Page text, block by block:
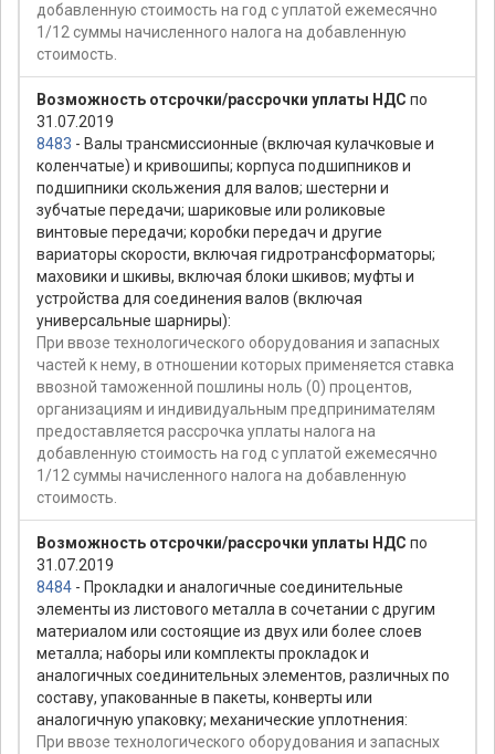
добавленную стоимость на год с уплатой ежемесячно
1/12 суммы начисленного налога на добавленную
стоимость.
Возможность отсрочки/рассрочки уплаты НДС по
31.07.2019
8483 - Валы трансмиссионные (включая кулачковые и
коленчатые) и кривошипы; корпуса подшипников и
подшипники скольжения для валов; шестерни и
зубчатые передачи; шариковые или роликовые
винтовые передачи; коробки передач и другие
вариаторы скорости, включая гидротрансформаторы;
маховики и шкивы, включая блоки шкивов; муфты и
устройства для соединения валов (включая
универсальные шарниры):
При ввозе технологического оборудования и запасных
частей к нему, в отношении которых применяется ставка
ввозной таможенной пошлины ноль (0) процентов,
организациям и индивидуальным предпринимателям
предоставляется рассрочка уплаты налога на
добавленную стоимость на год с уплатой ежемесячно
1/12 суммы начисленного налога на добавленную
стоимость.
Возможность отсрочки/рассрочки уплаты НДС по
31.07.2019
8484 - Прокладки и аналогичные соединительные
элементы из листового металла в сочетании с другим
материалом или состоящие из двух или более слоев
металла; наборы или комплекты прокладок и
аналогичных соединительных элементов, различных по
составу, упакованные в пакеты, конверты или
аналогичную упаковку; механические уплотнения:
При ввозе технологического оборудования и запасных